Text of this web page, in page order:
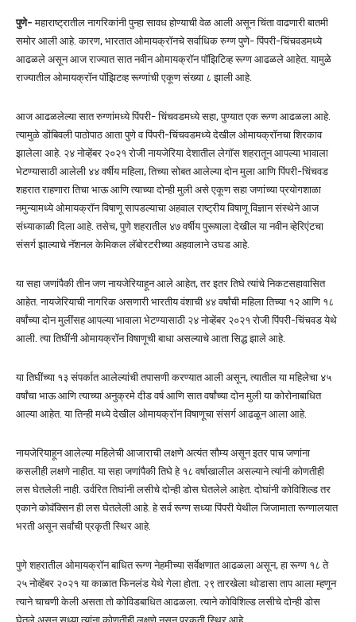
पुणे- महाराष्ट्रातील नागरिकांनी पुन्हा सावध होण्याची वेळ आली असून चिंता वाढणारी बातमी
समोर आली आहे. कारण, भारतात ओमायक्रॉनचे सर्वाधिक रुग्ण पुणे- पिंपरी-चिंचवडमध्ये
आढळले असून आज राज्यात सात नवीन ओमायक्रॉन पॉझिटिव्ह रूग्ण आढळले आहेत. यामुळे
राज्यातील ओमायक्रॉन पॉझिटव्ह रूग्णांची एकूण संख्या ८ झाली आहे.
आज आढळलेल्या सात रुग्णांमध्ये पिंपरी- चिंचवडमध्ये सहा, पुण्यात एक रूग्ण आढळला आहे.
त्यामुळे डोंबिवली पाठोपाठ आता पुणे व पिंपरी-चिंचवडमध्ये देखील ओमायक्रॉनचा शिरकाव
झालेला आहे. २४ नोव्हेंबर २०२१ रोजी नायजेरिया देशातील लेगॉस शहरातून आपल्या भावाला
भेटण्यासाठी आलेली ४४ वर्षीय महिला, तिच्या सोबत आलेल्या दोन मुला आणि पिंपरी-चिंचवड
शहरात राहणारा तिचा भाऊ आणि त्याच्या दोन्ही मुली असे एकूण सहा जणांच्या प्रयोगशाळा
नमुन्यामध्ये ओमायक्रॉन विषाणू सापडल्याचा अहवाल राष्ट्रीय विषाणू विज्ञान संस्थेने आज
संध्याकाळी दिला आहे. तसेच, पुणे शहरातील ४७ वर्षीय पुरूषाला देखील या नवीन व्हेरिएंटचा
संसर्ग झाल्याचे नॅशनल केमिकल लॅबोरटरीच्या अहवालाने उघड आहे.
या सहा जणांपैकी तीन जण नायजेरियाहून आले आहेत, तर इतर तिघे त्यांचे निकटसहावासित
आहेत. नायजेरियाची नागरिक असणारी भारतीय वंशाची ४४ वर्षांची महिला तिच्या १२ आणि १८
वर्षांच्या दोन मुलींसह आपल्या भावाला भेटण्यासाठी २४ नोव्हेंबर २०२१ रोजी पिंपरी-चिंचवड येथे
आली. त्या तिघींनी ओमायक्रॉन विषाणूची बाधा असल्याचे आता सिद्ध झाले आहे.
या तिघींच्या १३ संपर्कात आलेल्यांची तपासणी करण्यात आली असून, त्यातील या महिलेचा ४५
वर्षांचा भाऊ आणि त्याच्या अनुक्रमे दीड वर्ष आणि सात वर्षांच्या दोन मुली या कोरोनाबाधित
आल्या आहेत. या तिन्ही मध्ये देखील ओमायक्रॉन विषाणूचा संसर्ग आढळून आला आहे.
नायजेरियाहून आलेल्या महिलेची आजाराची लक्षणे अत्यंत सौम्य असून इतर पाच जणांना
कसलीही लक्षणे नाहीत. या सहा जणांपैकी तिघे हे १८ वर्षाखालील असल्याने त्यांनी कोणतीही
लस घेतलेली नाही. उर्वरित तिघांनी लसीचे दोन्ही डोस घेतलेले आहेत. दोघांनी कोविशिल्ड तर
एकाने कोवॅक्सिन ही लस घेतलेली आहे. हे सर्व रूग्ण सध्या पिंपरी येथील जिजामाता रूग्णालयात
भरती असून सर्वांची प्रकृती स्थिर आहे.
पुणे शहरातील ओमायक्रॉन बाधित रूग्ण नेहमीच्या सर्वेक्षणात आढळला असून, हा रूग्ण १८ ते
२५ नोव्हेंबर २०२१ या काळात फिनलंड येथे गेला होता. २९ तारखेला थोडासा ताप आला म्हणून
त्याने चाचणी केली असता तो कोविडबाधित आढळला. त्याने कोविशिल्ड लसीचे दोन्ही डोस